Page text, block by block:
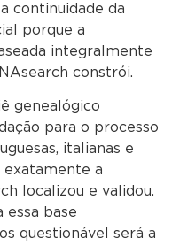
continuidade da
porque a
integralmente
constrói.
genealógico
para o processo
italianas e
exatamente a
localizou e validou.
essa base
questionável será a